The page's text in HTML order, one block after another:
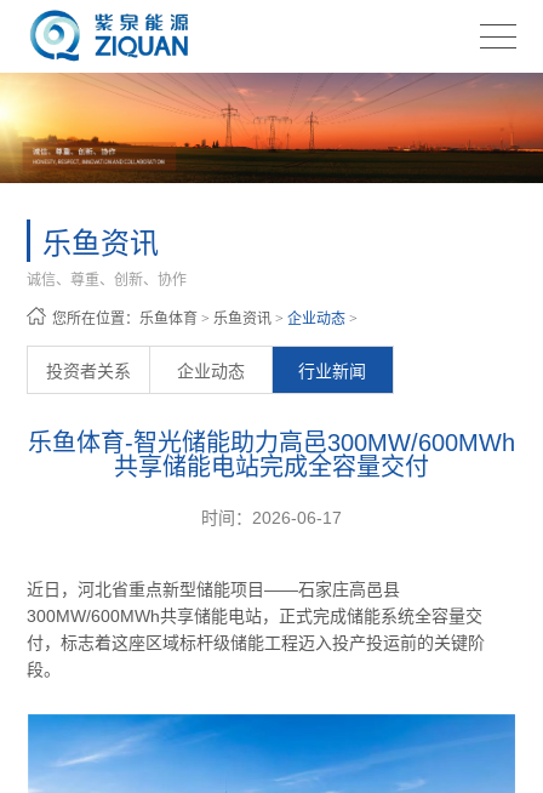
乐鱼资讯
诚信、尊重、创新、协作
您所在位置：乐鱼体育 >乐鱼资讯 >企业动态 >
投资者关系 企业动态 行业新闻
乐鱼体育-智光储能助力高邑300MW/600MWh
共享储能电站完成全容量交付
时间：2026-06-17
近日，河北省重点新型储能项目——石家庄高邑县
300MW/600MWh共享储能电站，正式完成储能系统全容量交
付，标志着这座区域标杆级储能工程迈入投产投运前的关键阶
段。